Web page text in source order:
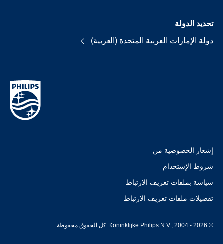
تحديد الدولة
دولة الإمارات العربية المتحدة (العربية)
إشعار الخصوصية من
شروط الإستخدام
سياسة بملفات تعريف الارتباط
تفضيلات ملفات تعريف الارتباط
© Koninklijke Philips N.V., 2004 - 2026. كل الحقوق محفوظة.